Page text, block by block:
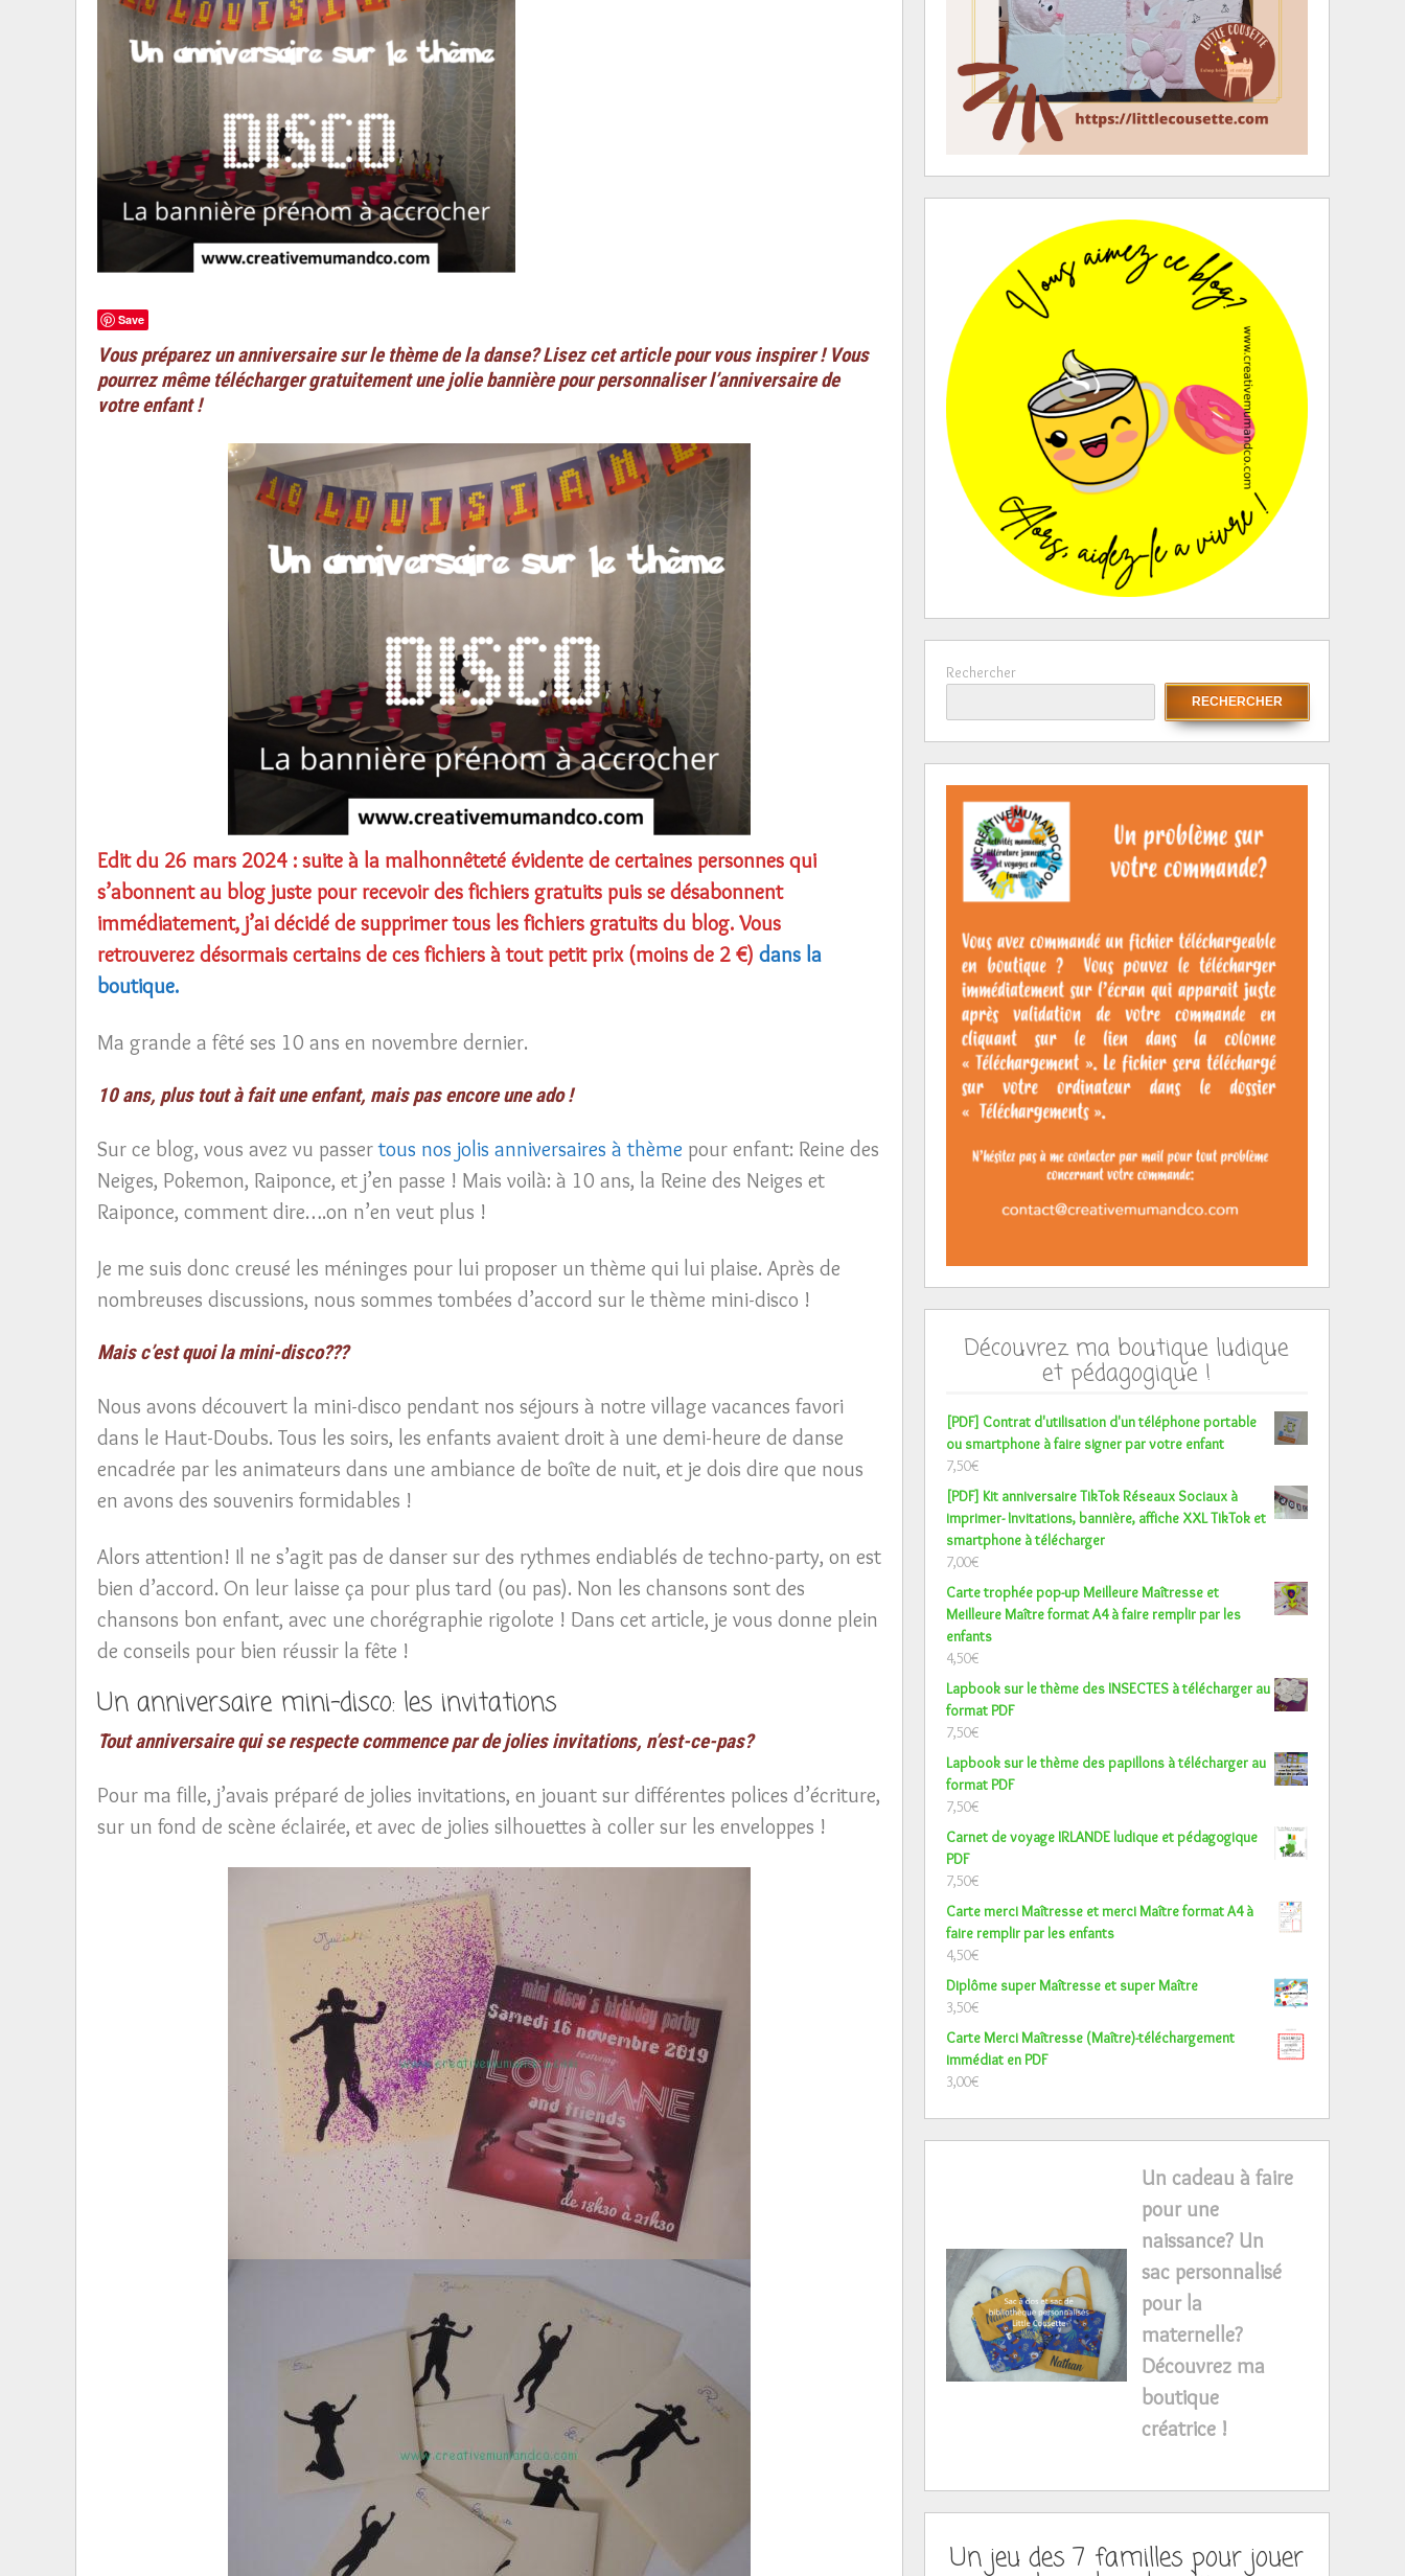
Save
Vous préparez un anniversaire sur le thème de la danse? Lisez cet article pour vous inspirer ! Vous
pourrez même télécharger gratuitement une jolie bannière pour personnaliser l’anniversaire de
votre enfant !
Edit du 26 mars 2024 : suite à la malhonnêteté évidente de certaines personnes qui
s’abonnent au blog juste pour recevoir des fichiers gratuits puis se désabonnent
immédiatement, j’ai décidé de supprimer tous les fichiers gratuits du blog. Vous
retrouverez désormais certains de ces fichiers à tout petit prix (moins de 2 €) dans la
boutique.
Ma grande a fêté ses 10 ans en novembre dernier.
10 ans, plus tout à fait une enfant, mais pas encore une ado !
Sur ce blog, vous avez vu passertous nos jolis anniversaires à thème pour enfant: Reine des
Neiges, Pokemon, Raiponce, et j’en passe ! Mais voilà: à 10 ans, la Reine des Neiges et
Raiponce, comment dire….on n’en veut plus !
Je me suis donc creusé les méninges pour lui proposer un thème qui lui plaise. Après de
nombreuses discussions, nous sommes tombées d’accord sur le thème mini-disco !
Mais c’est quoi la mini-disco???
Nous avons découvert la mini-disco pendant nos séjours à notre village vacances favori
dans le Haut-Doubs. Tous les soirs, les enfants avaient droit à une demi-heure de danse
encadrée par les animateurs dans une ambiance de boîte de nuit, et je dois dire que nous
en avons des souvenirs formidables !
Alors attention! Il ne s’agit pas de danser sur des rythmes endiablés de techno-party, on est
bien d’accord. On leur laisse ça pour plus tard (ou pas). Non les chansons sont des
chansons bon enfant, avec une chorégraphie rigolote ! Dans cet article, je vous donne plein
de conseils pour bien réussir la fête !
Un anniversaire mini-disco: les invitations
Tout anniversaire qui se respecte commence par de jolies invitations, n’est-ce-pas?
Pour ma fille, j’avais préparé de jolies invitations, en jouant sur différentes polices d’écriture,
sur un fond de scène éclairée, et avec de jolies silhouettes à coller sur les enveloppes !
Rechercher
RECHERCHER
Découvrez ma boutique ludique
et pédagogique !
[PDF] Contrat d'utilisation d'un téléphone portable
ou smartphone à faire signer par votre enfant
7,50€
[PDF] Kit anniversaire TikTok Réseaux Sociaux à
imprimer- Invitations, bannière, affiche XXL TikTok et
smartphone à télécharger
7,00€
Carte trophée pop-up Meilleure Maîtresse et
Meilleure Maître format A4 à faire remplir par les
enfants
4,50€
Lapbook sur le thème des INSECTES à télécharger au
format PDF
7,50€
Lapbook sur le thème des papillons à télécharger au
format PDF
7,50€
Carnet de voyage IRLANDE ludique et pédagogique
PDF
7,50€
Carte merci Maîtresse et merci Maître format A4 à
faire remplir par les enfants
4,50€
Diplôme super Maîtresse et super Maître
3,50€
Carte Merci Maîtresse (Maître)-téléchargement
immédiat en PDF
3,00€
Un cadeau à faire
pour une
naissance? Un
sac personnalisé
pour la
maternelle?
Découvrez ma
boutique
créatrice !
Un jeu des 7 familles pour jouer